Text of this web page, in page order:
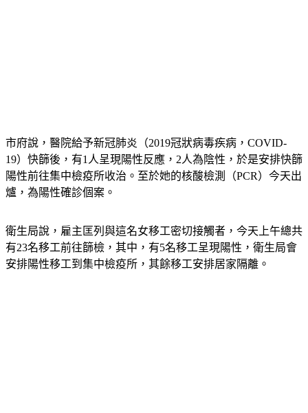
市府說，醫院給予新冠肺炎（2019冠狀病毒疾病，COVID-
19）快篩後，有1人呈現陽性反應，2人為陰性，於是安排快篩
陽性前往集中檢疫所收治。至於她的核酸檢測（PCR）今天出
爐，為陽性確診個案。
衛生局說，雇主匡列與這名女移工密切接觸者，今天上午總共
有23名移工前往篩檢，其中，有5名移工呈現陽性，衛生局會
安排陽性移工到集中檢疫所，其餘移工安排居家隔離。